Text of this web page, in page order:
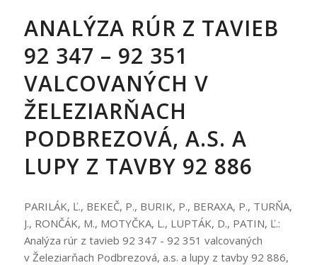
ANALÝZA RÚR Z TAVIEB
92 347 – 92 351
VALCOVANÝCH V
ŽELEZIARŇACH
PODBREZOVÁ, A.S. A
LUPY Z TAVBY 92 886
PARILÁK, Ľ., BEKEČ, P., BURIK, P., BERAXA, P., TURŇA,
J., RONČÁK, M., MOTYČKA, L., LUPTÁK, D., PATIN, Ľ.:
Analýza rúr z tavieb 92 347 - 92 351 valcovaných
v Železiarňach Podbrezová, a.s. a lupy z tavby 92 886,